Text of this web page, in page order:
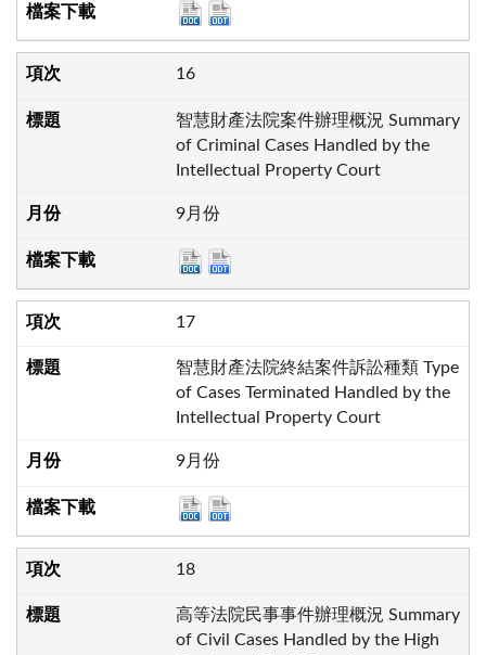
16
智慧財產法院案件辦理概況 Summary
of Criminal Cases Handled by the
Intellectual Property Court
9月份
17
智慧財產法院終結案件訴訟種類 Type
of Cases Terminated Handled by the
Intellectual Property Court
9月份
18
高等法院民事事件辦理概況 Summary
of Civil Cases Handled by the High